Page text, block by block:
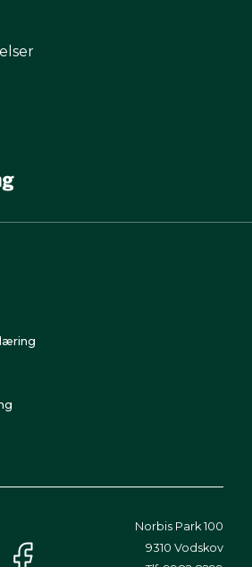
Norbis Park 100
9310 Vodskov